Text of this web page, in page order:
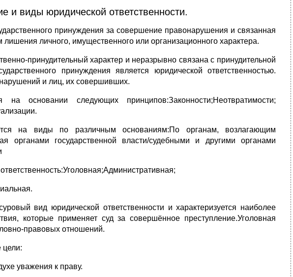
и виды юридической ответственности.
принуждения за совершение правонарушения и связанная
личного, имущественного или организационного характера.
принудительный характер и неразрывно связана с принудительной
принуждения является юридической ответственностью.
и лиц, их совершивших.
на основании следующих принципов:Законности;Неотвратимости;
на виды по различным основаниям:По органам, возлагающим
органами государственной власти/судебными и другими органами
вид юридической ответственности и характеризуется наиболее
которые применяет суд за совершённое преступление.Уголовная
правовых отношений.
цели:
уважения к праву.